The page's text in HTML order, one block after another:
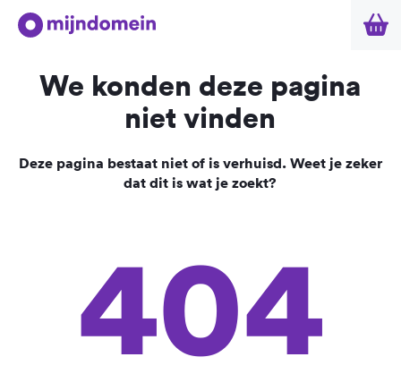
We konden deze pagina
niet vinden
Deze pagina bestaat niet of is verhuisd. Weet je zeker
dat dit is wat je zoekt?
404